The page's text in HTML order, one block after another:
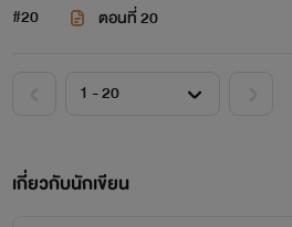
#20 ตอนที่ 20
เกี่ยวกับนักเขียน